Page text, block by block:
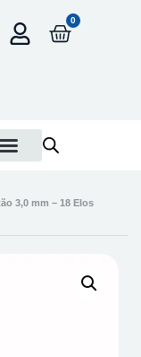
0
3,0 mm – 18 Elos